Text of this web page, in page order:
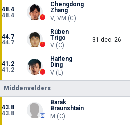
48.4
48.4
Chengdong
Zhang
V, VM (C)
44.7
44.7
Rúben
Trigo
V (C)
31 dec. 26
41.2
41.2
Haifeng
Ding
V (L)
Middenvelders
43.8
43.8
Barak
Braunshtain
M (C)